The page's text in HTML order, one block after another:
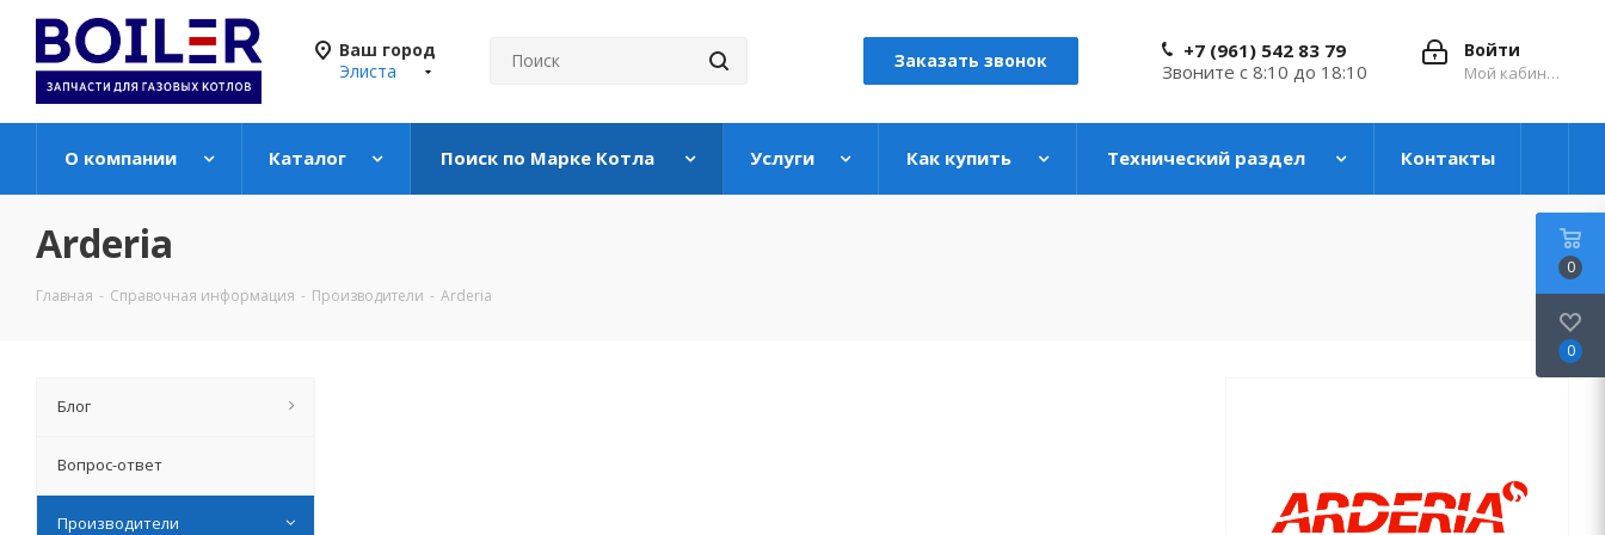
Ваш город
Элиста
Заказать звонок Войти
Мой кабинет
+7 (961) 542 83 79
Звоните с 8:10 до 18:10
О компании Каталог Поиск по Марке Котла Услуги Как купить Технический раздел Контакты
Arderia
Главная - Справочная информация - Производители - Arderia
Блог
Вопрос-ответ
Производители
0
0